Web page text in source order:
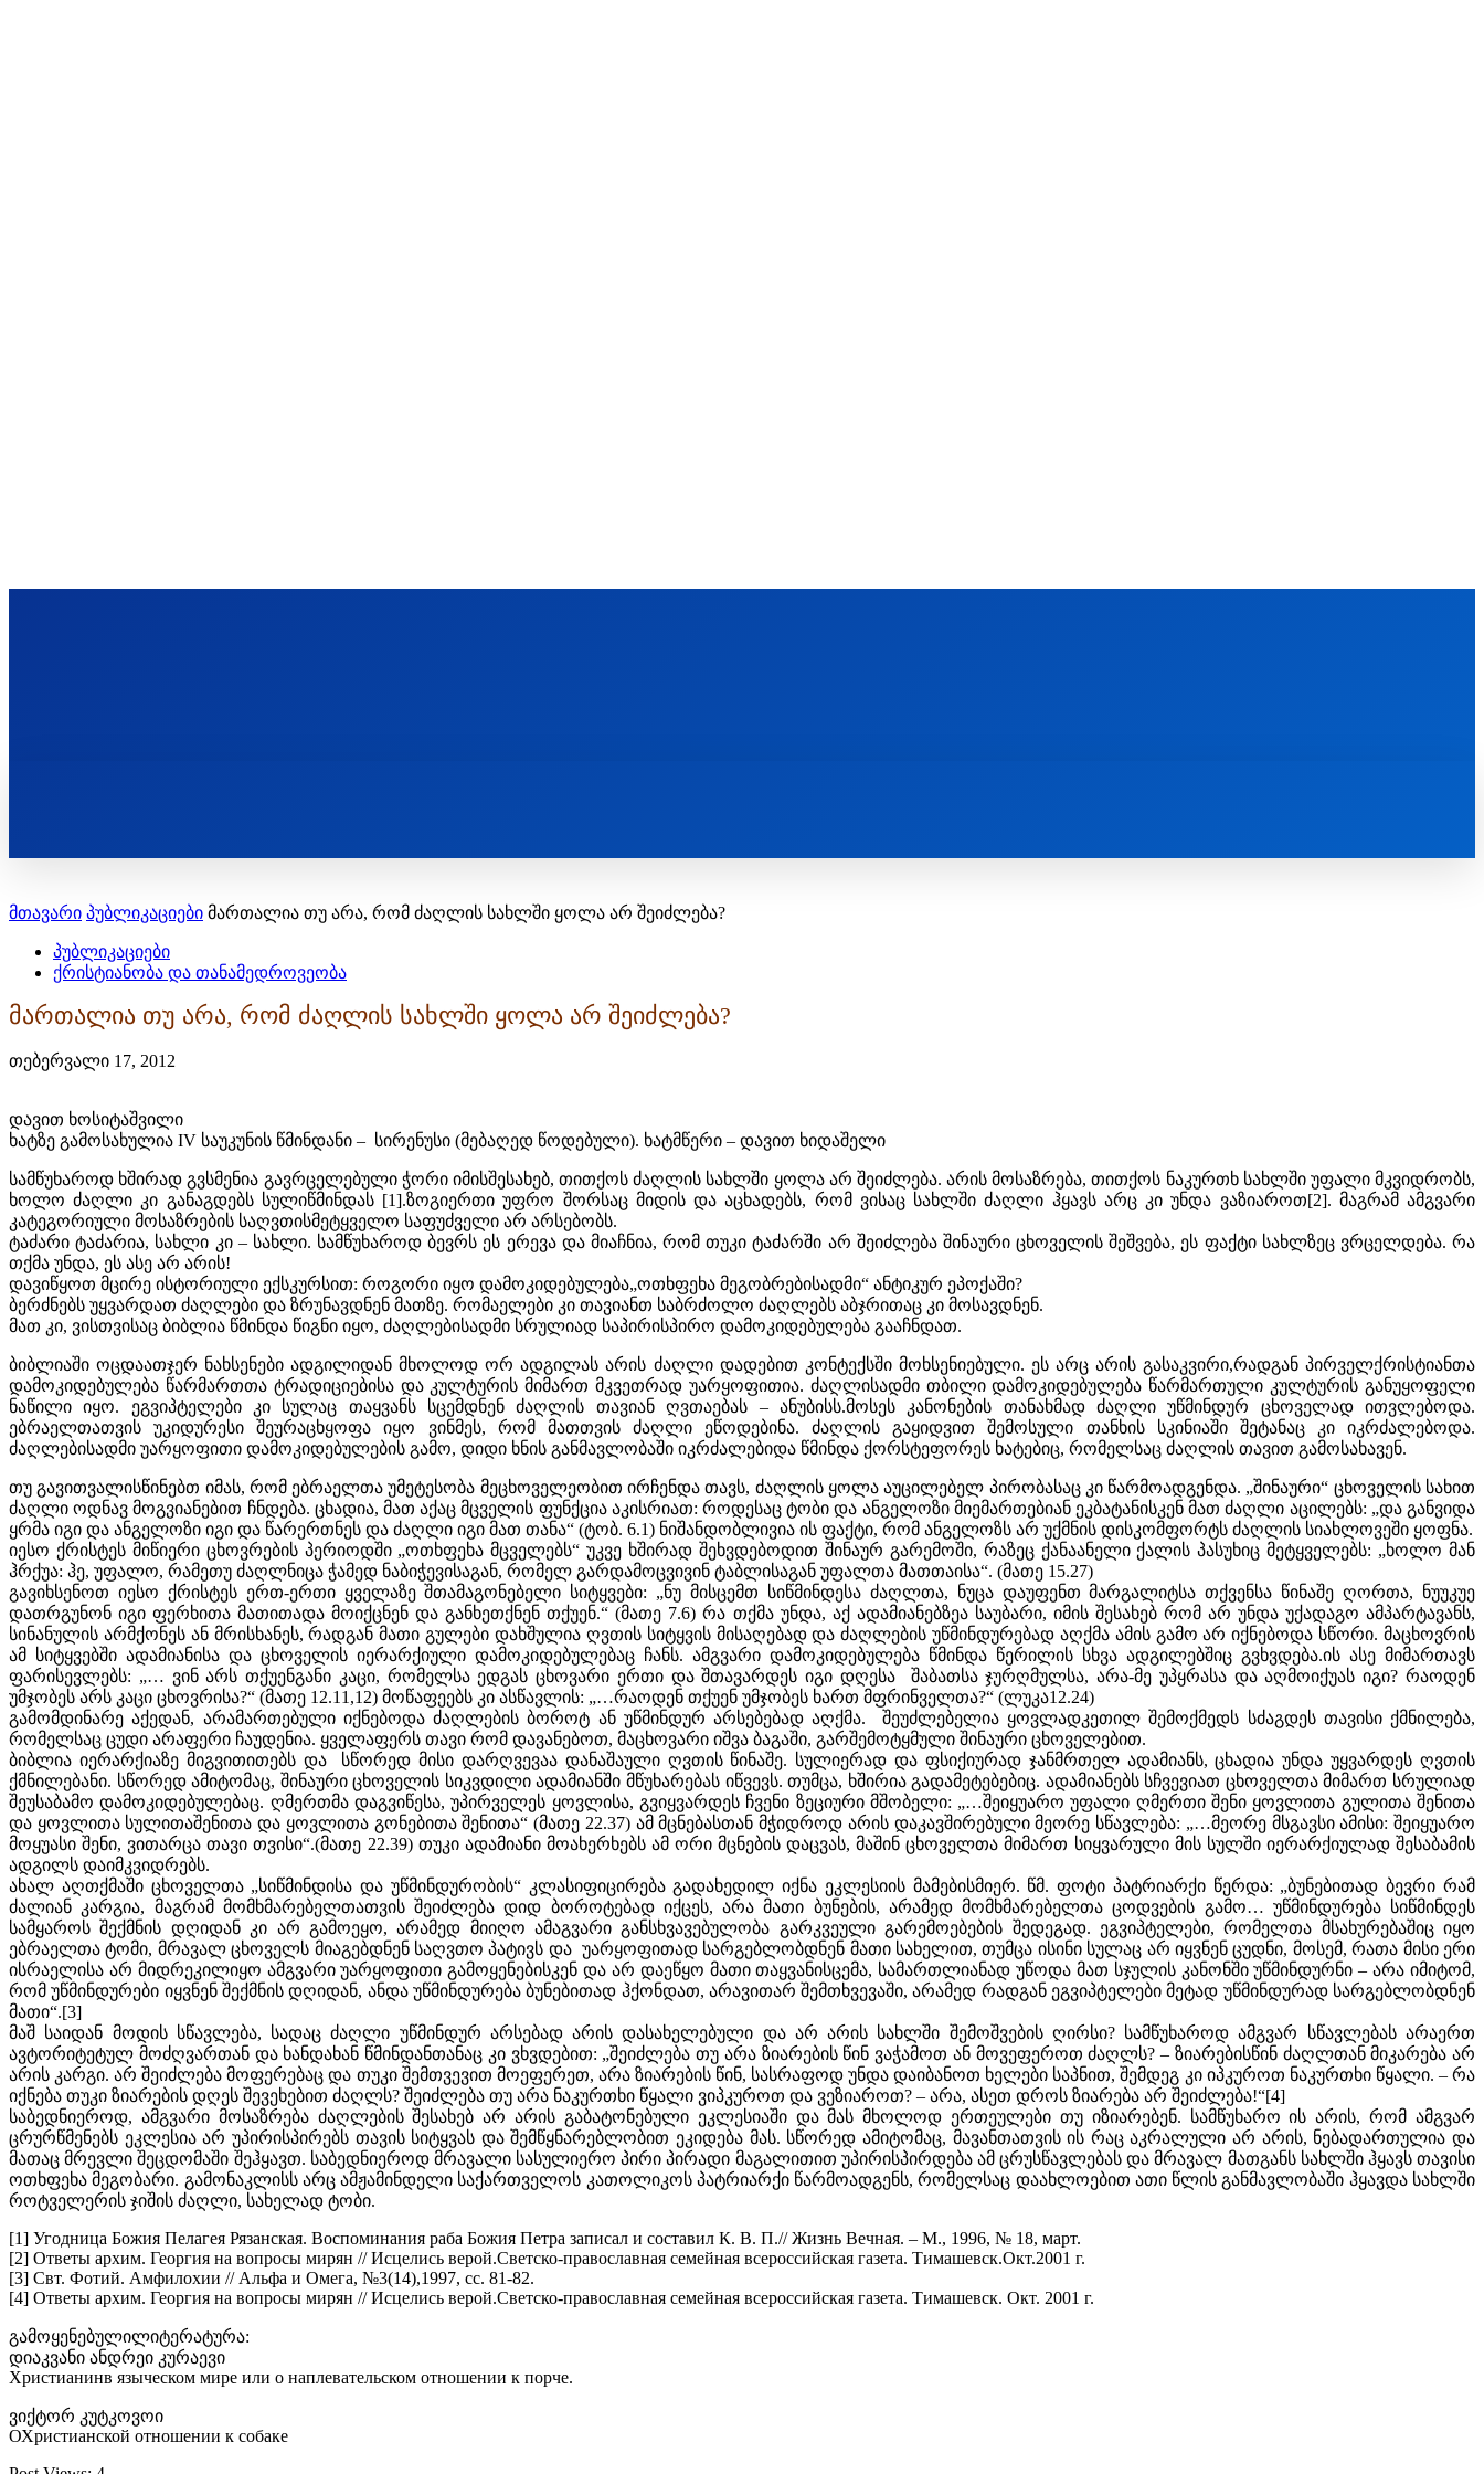
მთავარი პუბლიკაციები მართალია თუ არა, რომ ძაღლის სახლში ყოლა არ შეიძლება?
პუბლიკაციები
ქრისტიანობა და თანამედროვეობა
მართალია თუ არა, რომ ძაღლის სახლში ყოლა არ შეიძლება?
თებერვალი 17, 2012
დავით ხოსიტაშვილი
ხატზე გამოსახულია IV საუკუნის წმინდანი – სირენუსი (მებაღედ წოდებული). ხატმწერი – დავით ხიდაშელი
სამწუხაროდ ხშირად გვსმენია გავრცელებული ჭორი იმისშესახებ, თითქოს ძაღლის სახლში ყოლა არ შეიძლება. არის მოსაზრება, თითქოს ნაკურთხ სახლში უფალი მკვიდრობს,
ხოლო ძაღლი კი განაგდებს სულიწმინდას [1].ზოგიერთი უფრო შორსაც მიდის და აცხადებს, რომ ვისაც სახლში ძაღლი ჰყავს არც კი უნდა ვაზიაროთ[2]. მაგრამ ამგვარი
კატეგორიული მოსაზრების საღვთისმეტყველო საფუძველი არ არსებობს.
ტაძარი ტაძარია, სახლი კი – სახლი. სამწუხაროდ ბევრს ეს ერევა და მიაჩნია, რომ თუკი ტაძარში არ შეიძლება შინაური ცხოველის შეშვება, ეს ფაქტი სახლზეც ვრცელდება. რა
თქმა უნდა, ეს ასე არ არის!
დავიწყოთ მცირე ისტორიული ექსკურსით: როგორი იყო დამოკიდებულება„ოთხფეხა მეგობრებისადმი“ ანტიკურ ეპოქაში?
ბერძნებს უყვარდათ ძაღლები და ზრუნავდნენ მათზე. რომაელები კი თავიანთ საბრძოლო ძაღლებს აბჯრითაც კი მოსავდნენ.
მათ კი, ვისთვისაც ბიბლია წმინდა წიგნი იყო, ძაღლებისადმი სრულიად საპირისპირო დამოკიდებულება გააჩნდათ.
ბიბლიაში ოცდაათჯერ ნახსენები ადგილიდან მხოლოდ ორ ადგილას არის ძაღლი დადებით კონტექსში მოხსენიებული. ეს არც არის გასაკვირი,რადგან პირველქრისტიანთა
დამოკიდებულება წარმართთა ტრადიციებისა და კულტურის მიმართ მკვეთრად უარყოფითია. ძაღლისადმი თბილი დამოკიდებულება წარმართული კულტურის განუყოფელი
ნაწილი იყო. ეგვიპტელები კი სულაც თაყვანს სცემდნენ ძაღლის თავიან ღვთაებას – ანუბისს.მოსეს კანონების თანახმად ძაღლი უწმინდურ ცხოველად ითვლებოდა.
ებრაელთათვის უკიდურესი შეურაცხყოფა იყო ვინმეს, რომ მათთვის ძაღლი ეწოდებინა. ძაღლის გაყიდვით შემოსული თანხის სკინიაში შეტანაც კი იკრძალებოდა.
ძაღლებისადმი უარყოფითი დამოკიდებულების გამო, დიდი ხნის განმავლობაში იკრძალებიდა წმინდა ქორსტეფორეს ხატებიც, რომელსაც ძაღლის თავით გამოსახავენ.
თუ გავითვალისწინებთ იმას, რომ ებრაელთა უმეტესობა მეცხოველეობით ირჩენდა თავს, ძაღლის ყოლა აუცილებელ პირობასაც კი წარმოადგენდა. „შინაური“ ცხოველის სახით
ძაღლი ოდნავ მოგვიანებით ჩნდება. ცხადია, მათ აქაც მცველის ფუნქცია აკისრიათ: როდესაც ტობი და ანგელოზი მიემართებიან ეკბატანისკენ მათ ძაღლი აცილებს: „და განვიდა
ყრმა იგი და ანგელოზი იგი და წარერთნეს და ძაღლი იგი მათ თანა“ (ტობ. 6.1) ნიშანდობლივია ის ფაქტი, რომ ანგელოზს არ უქმნის დისკომფორტს ძაღლის სიახლოვეში ყოფნა.
იესო ქრისტეს მიწიერი ცხოვრების პერიოდში „ოთხფეხა მცველებს“ უკვე ხშირად შეხვდებოდით შინაურ გარემოში, რაზეც ქანაანელი ქალის პასუხიც მეტყველებს: „ხოლო მან
ჰრქუა: ჰე, უფალო, რამეთუ ძაღლნიცა ჭამედ ნაბიჭევისაგან, რომელ გარდამოცვივინ ტაბლისაგან უფალთა მათთაისა“. (მათე 15.27)
გავიხსენოთ იესო ქრისტეს ერთ-ერთი ყველაზე შთამაგონებელი სიტყვები: „ნუ მისცემთ სიწმინდესა ძაღლთა, ნუცა დაუფენთ მარგალიტსა თქვენსა წინაშე ღორთა, ნუუკუე
დათრგუნონ იგი ფერხითა მათითადა მოიქცნენ და განხეთქნენ თქუენ.“ (მათე 7.6) რა თქმა უნდა, აქ ადამიანებზეა საუბარი, იმის შესახებ რომ არ უნდა უქადაგო ამპარტავანს,
სინანულის არმქონეს ან მრისხანეს, რადგან მათი გულები დახშულია ღვთის სიტყვის მისაღებად და ძაღლების უწმინდურებად აღქმა ამის გამო არ იქნებოდა სწორი. მაცხოვრის
ამ სიტყვებში ადამიანისა და ცხოველის იერარქიული დამოკიდებულებაც ჩანს. ამგვარი დამოკიდებულება წმინდა წერილის სხვა ადგილებშიც გვხვდება.ის ასე მიმართავს
ფარისევლებს: „… ვინ არს თქუენგანი კაცი, რომელსა ედგას ცხოვარი ერთი და შთავარდეს იგი დღესა შაბათსა ჯურღმულსა, არა-მე უპყრასა და აღმოიქუას იგი? რაოდენ
უმჯობეს არს კაცი ცხოვრისა?“ (მათე 12.11,12) მოწაფეებს კი ასწავლის: „…რაოდენ თქუენ უმჯობეს ხართ მფრინველთა?“ (ლუკა12.24)
გამომდინარე აქედან, არამართებული იქნებოდა ძაღლების ბოროტ ან უწმინდურ არსებებად აღქმა. შეუძლებელია ყოვლადკეთილ შემოქმედს სძაგდეს თავისი ქმნილება,
რომელსაც ცუდი არაფერი ჩაუდენია. ყველაფერს თავი რომ დავანებოთ, მაცხოვარი იშვა ბაგაში, გარშემოტყმული შინაური ცხოველებით.
ბიბლია იერარქიაზე მიგვითითებს და სწორედ მისი დარღვევაა დანაშაული ღვთის წინაშე. სულიერად და ფსიქიურად ჯანმრთელ ადამიანს, ცხადია უნდა უყვარდეს ღვთის
ქმნილებანი. სწორედ ამიტომაც, შინაური ცხოველის სიკვდილი ადამიანში მწუხარებას იწვევს. თუმცა, ხშირია გადამეტებებიც. ადამიანებს სჩვევიათ ცხოველთა მიმართ სრულიად
შეუსაბამო დამოკიდებულებაც. ღმერთმა დაგვიწესა, უპირველეს ყოვლისა, გვიყვარდეს ჩვენი ზეციური მშობელი: „…შეიყუარო უფალი ღმერთი შენი ყოვლითა გულითა შენითა
და ყოვლითა სულითაშენითა და ყოვლითა გონებითა შენითა“ (მათე 22.37) ამ მცნებასთან მჭიდროდ არის დაკავშირებული მეორე სწავლება: „…მეორე მსგავსი ამისი: შეიყუარო
მოყუასი შენი, ვითარცა თავი თვისი“.(მათე 22.39) თუკი ადამიანი მოახერხებს ამ ორი მცნების დაცვას, მაშინ ცხოველთა მიმართ სიყვარული მის სულში იერარქიულად შესაბამის
ადგილს დაიმკვიდრებს.
ახალ აღთქმაში ცხოველთა „სიწმინდისა და უწმინდურობის“ კლასიფიცირება გადახედილ იქნა ეკლესიის მამებისმიერ. წმ. ფოტი პატრიარქი წერდა: „ბუნებითად ბევრი რამ
ძალიან კარგია, მაგრამ მომხმარებელთათვის შეიძლება დიდ ბოროტებად იქცეს, არა მათი ბუნების, არამედ მომხმარებელთა ცოდვების გამო… უწმინდურება სიწმინდეს
სამყაროს შექმნის დღიდან კი არ გამოეყო, არამედ მიიღო ამაგვარი განსხვავებულობა გარკვეული გარემოებების შედეგად. ეგვიპტელები, რომელთა მსახურებაშიც იყო
ებრაელთა ტომი, მრავალ ცხოველს მიაგებდნენ საღვთო პატივს და უარყოფითად სარგებლობდნენ მათი სახელით, თუმცა ისინი სულაც არ იყვნენ ცუდნი, მოსემ, რათა მისი ერი
ისრაელისა არ მიდრეკილიყო ამგვარი უარყოფითი გამოყენებისკენ და არ დაეწყო მათი თაყვანისცემა, სამართლიანად უწოდა მათ სჯულის კანონში უწმინდურნი – არა იმიტომ,
რომ უწმინდურები იყვნენ შექმნის დღიდან, ანდა უწმინდურება ბუნებითად ჰქონდათ, არავითარ შემთხვევაში, არამედ რადგან ეგვიპტელები მეტად უწმინდურად სარგებლობდნენ
მათი“.[3]
მაშ საიდან მოდის სწავლება, სადაც ძაღლი უწმინდურ არსებად არის დასახელებული და არ არის სახლში შემოშვების ღირსი? სამწუხაროდ ამგვარ სწავლებას არაერთ
ავტორიტეტულ მოძღვართან და ხანდახან წმინდანთანაც კი ვხვდებით: „შეიძლება თუ არა ზიარების წინ ვაჭამოთ ან მოვეფეროთ ძაღლს? – ზიარებისწინ ძაღლთან მიკარება არ
არის კარგი. არ შეიძლება მოფერებაც და თუკი შემთვევით მოეფერეთ, არა ზიარების წინ, სასრაფოდ უნდა დაიბანოთ ხელები საპნით, შემდეგ კი იპკუროთ ნაკურთხი წყალი. – რა
იქნება თუკი ზიარების დღეს შევეხებით ძაღლს? შეიძლება თუ არა ნაკურთხი წყალი ვიპკუროთ და ვეზიაროთ? – არა, ასეთ დროს ზიარება არ შეიძლება!“[4]
საბედნიეროდ, ამგვარი მოსაზრება ძაღლების შესახებ არ არის გაბატონებული ეკლესიაში და მას მხოლოდ ერთეულები თუ იზიარებენ. სამწუხარო ის არის, რომ ამგვარ
ცრურწმენებს ეკლესია არ უპირისპირებს თავის სიტყვას და შემწყნარებლობით ეკიდება მას. სწორედ ამიტომაც, მავანთათვის ის რაც აკრალული არ არის, ნებადართულია და
მათაც მრევლი შეცდომაში შეჰყავთ. საბედნიეროდ მრავალი სასულიერო პირი პირადი მაგალითით უპირისპირდება ამ ცრუსწავლებას და მრავალ მათგანს სახლში ჰყავს თავისი
ოთხფეხა მეგობარი. გამონაკლისს არც ამჟამინდელი საქართველოს კათოლიკოს პატრიარქი წარმოადგენს, რომელსაც დაახლოებით ათი წლის განმავლობაში ჰყავდა სახლში
როტველერის ჯიშის ძაღლი, სახელად ტობი.
[1] Угодница Божия Пелагея Рязанская. Воспоминания раба Божия Петра записал и составил К. В. П.// Жизнь Вечная. – М., 1996, № 18, март.
[2] Ответы архим. Георгия на вопросы мирян // Исцелись верой.Светско-православная семейная всероссийская газета. Тимашевск.Окт.2001 г.
[3] Свт. Фотий. Амфилохии // Альфа и Омега, №3(14),1997, сс. 81-82.
[4] Ответы архим. Георгия на вопросы мирян // Исцелись верой.Светско-православная семейная всероссийская газета. Тимашевск. Окт. 2001 г.
გამოყენებულილიტერატურა:
დიაკვანი ანდრეი კურაევი
Христианинв языческом мире или о наплевательском отношении к порче.
ვიქტორ კუტკოვოი
ОХристианской отношении к собаке